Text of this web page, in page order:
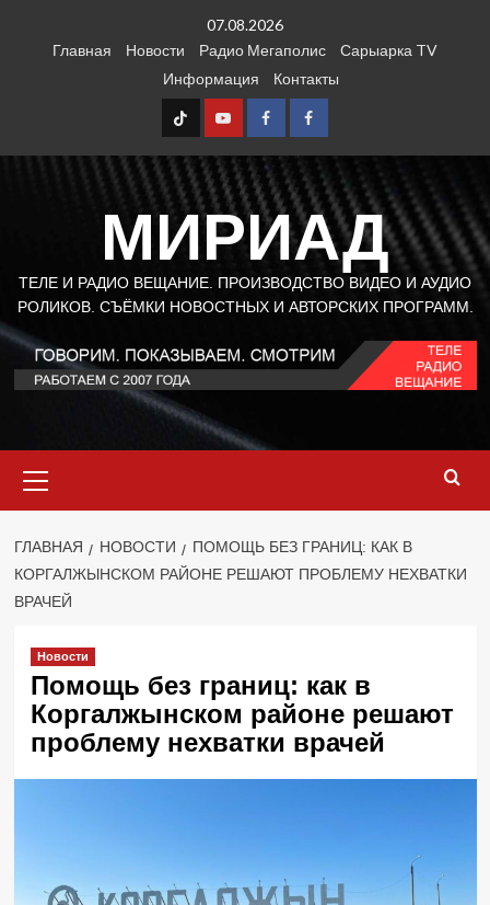
07.08.2026
Главная
Новости Радио Мегаполис
Сарыарка TV
Информация
Контакты
TT Youtube
FB1 FB2
МИРИАД
ТЕЛЕ И РАДИО ВЕЩАНИЕ. ПРОИЗВОДСТВО ВИДЕО И АУДИО
РОЛИКОВ. СЪЁМКИ НОВОСТНЫХ И АВТОРСКИХ ПРОГРАММ.
меню
ГЛАВНАЯ НОВОСТИ
ПОМОЩЬ БЕЗ ГРАНИЦ: КАК В
КОРГАЛЖЫНСКОМ РАЙОНЕ РЕШАЮТ ПРОБЛЕМУ НЕХВАТКИ
ВРАЧЕЙ
Новости
Помощь без границ: как в
Коргалжынском районе решают
проблему нехватки врачей